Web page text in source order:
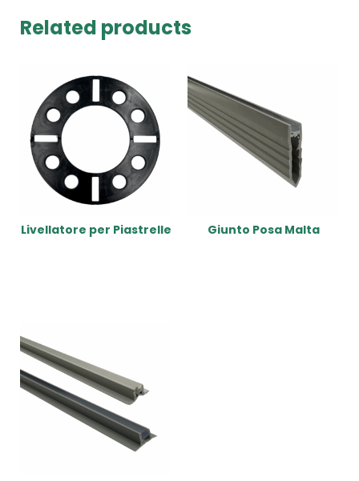
Related products
Livellatore per Piastrelle Giunto Posa Malta